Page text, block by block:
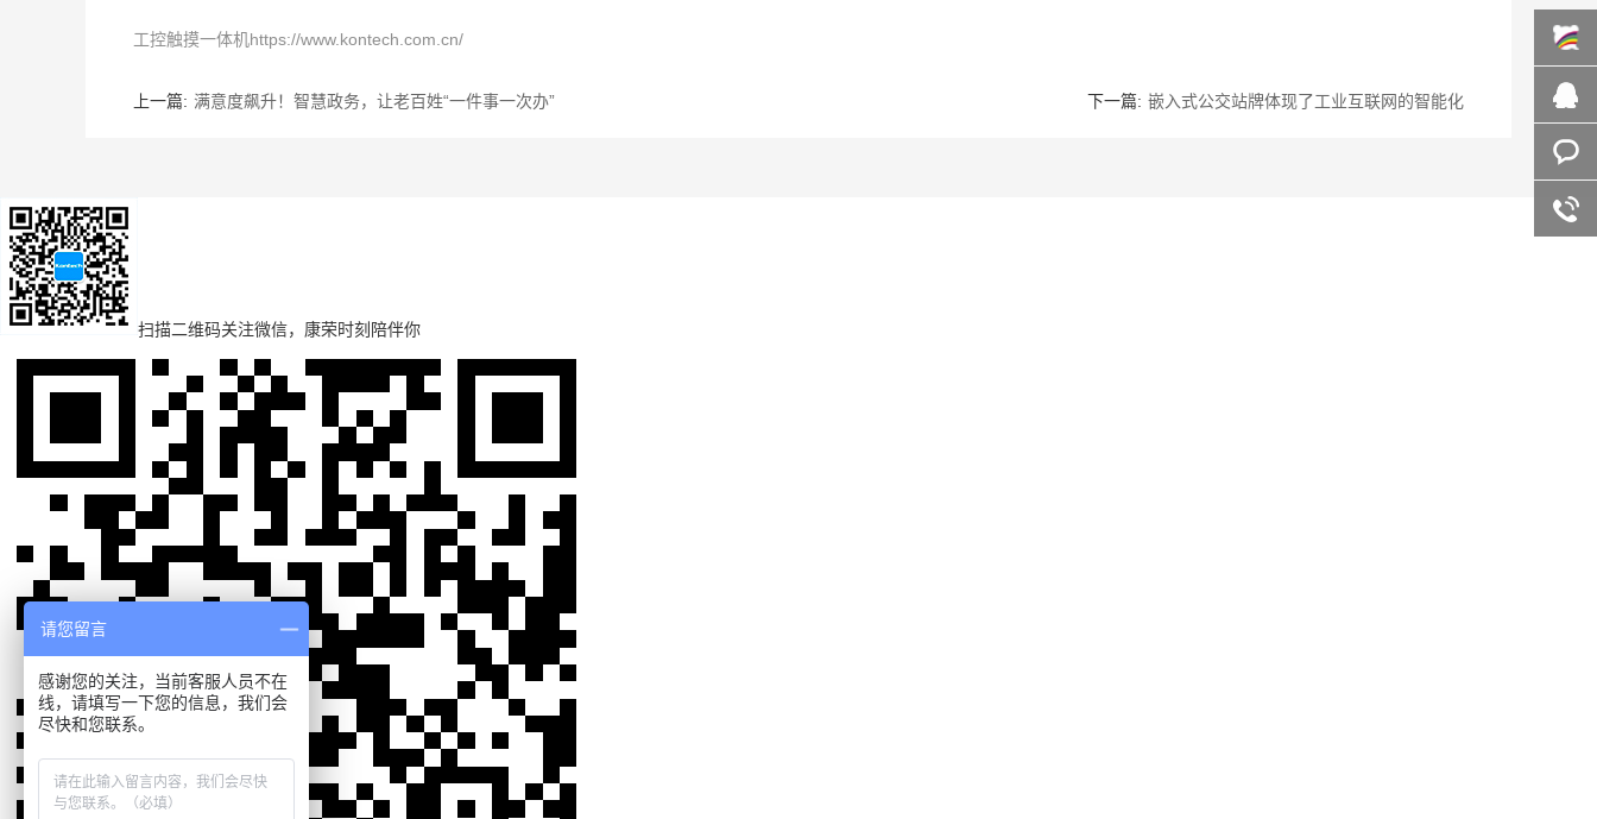
工控触摸一体机https://www.kontech.com.cn/
上一篇: 满意度飙升！智慧政务，让老百姓“一件事一次办” 下一篇: 嵌入式公交站牌体现了工业互联网的智能化
扫描二维码关注微信，康荣时刻陪伴你
百度商
在线咨
客服咨
请您留言
感谢您的关注，当前客服人员不在
线，请填写一下您的信息，我们会
尽快和您联系。